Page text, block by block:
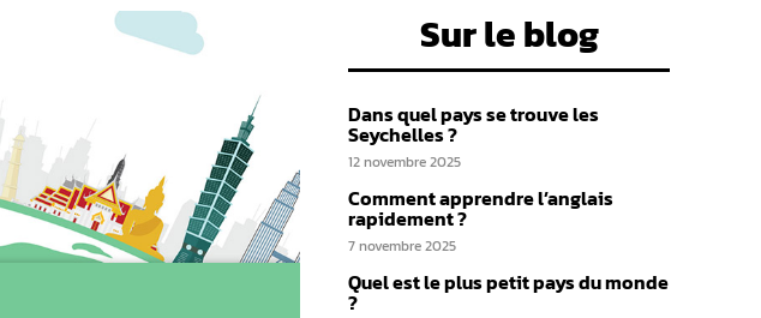
Sur le blog
Dans quel pays se trouve les
Seychelles ?
12 novembre 2025
Comment apprendre l’anglais
rapidement ?
7 novembre 2025
Quel est le plus petit pays du monde
?